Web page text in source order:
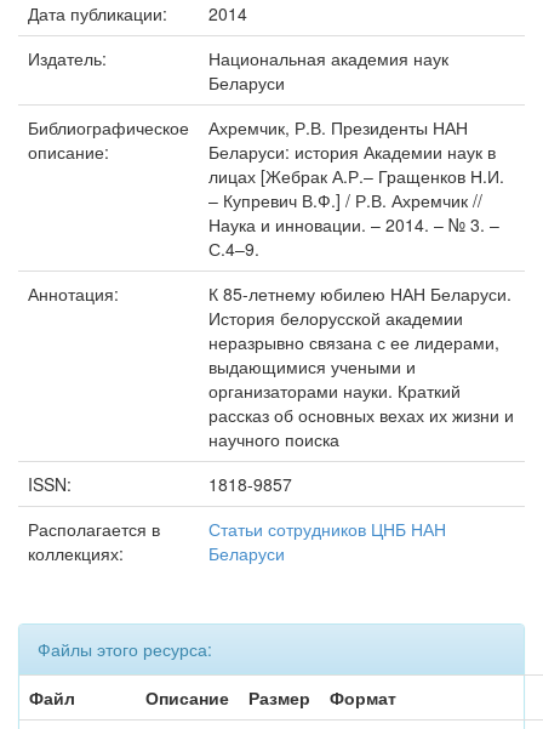
Дата публикации:
2014
Издатель:
Национальная академия наук
Беларуси
Библиографическое
описание:
Ахремчик, Р.В. Президенты НАН
Беларуси: история Академии наук в
лицах [Жебрак А.Р.– Гращенков Н.И.
– Купревич В.Ф.] / Р.В. Ахремчик //
Наука и инновации. – 2014. – № 3. –
С.4–9.
Аннотация:
К 85-летнему юбилею НАН Беларуси.
История белорусской академии
неразрывно связана с ее лидерами,
выдающимися учеными и
организаторами науки. Краткий
рассказ об основных вехах их жизни и
научного поиска
ISSN:
1818-9857
Располагается в
коллекциях:
Статьи сотрудников ЦНБ НАН
Беларуси
Файлы этого ресурса:
Файл
Описание Размер
Формат